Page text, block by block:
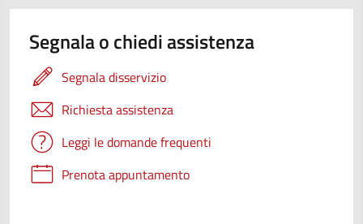
Segnala o chiedi assistenza
Segnala disservizio
Richiesta assistenza
Leggi le domande frequenti
Prenota appuntamento